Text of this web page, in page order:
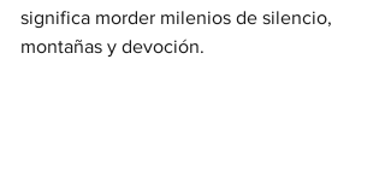
significa morder milenios de silencio,
montañas y devoción.